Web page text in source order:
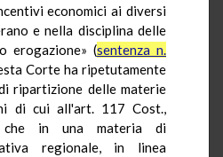
economici ai diversi
e nella disciplina delle
erogazione» (sentenza n.
Corte ha ripetutamente
ripartizione delle materie
di cui all'art. 117 Cost.,
che in una materia di
regionale, in linea